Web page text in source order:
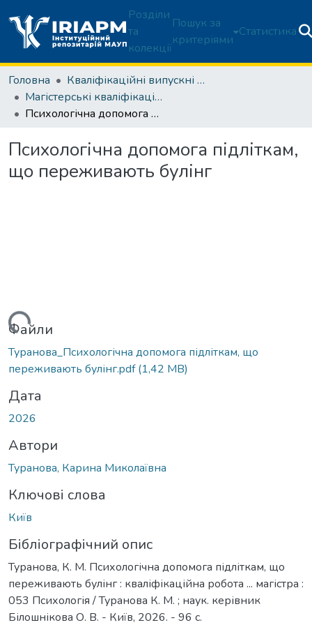
Розділи
та
колекції
Пошук за
критеріями
Статистика
Головна
Кваліфікаційні випускні роботи здобувачів вищої освіти
Магістерські кваліфікаційні роботи
Психологічна допомога підліткам, що переживають булінг
Психологічна допомога підліткам,
що переживають булінг
Вантажиться...
Файли
Туранова_Психологічна допомога підліткам, що
переживають булінг.pdf(1,42 MB)
Дата
2026
Автори
Туранова, Карина Миколаївна
Ключові слова
Київ
Бібліографічний опис
Туранова, К. М. Психологічна допомога підліткам, що
переживають булінг : кваліфікаційна робота ... магістра :
053 Психологія / Туранова К. М. ; наук. керівник
Білошнікова О. В. - Київ, 2026. - 96 с.